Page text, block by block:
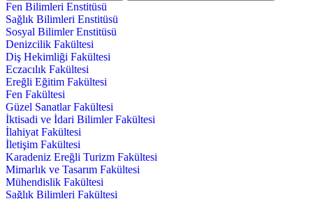
Fen Bilimleri Enstitüsü
Sağlık Bilimleri Enstitüsü
Sosyal Bilimler Enstitüsü
Denizcilik Fakültesi
Diş Hekimliği Fakültesi
Eczacılık Fakültesi
Ereğli Eğitim Fakültesi
Fen Fakültesi
Güzel Sanatlar Fakültesi
İktisadi ve İdari Bilimler Fakültesi
İlahiyat Fakültesi
İletişim Fakültesi
Karadeniz Ereğli Turizm Fakültesi
Mimarlık ve Tasarım Fakültesi
Mühendislik Fakültesi
Sağlık Bilimleri Fakültesi